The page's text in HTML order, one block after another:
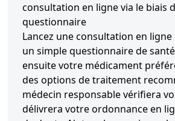
consultation en ligne via le biais
questionnaire
Lancez une consultation en
un simple questionnaire de
ensuite votre médicament
des options de traitement
médecin responsable vérifiera
délivrera votre ordonnance en